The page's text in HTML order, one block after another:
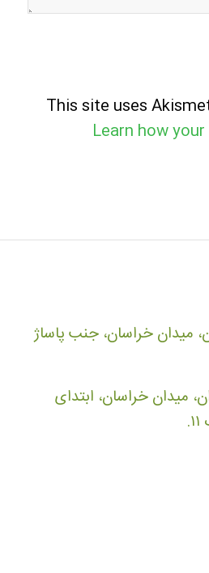
This site uses
Learn how
میدان خراسان، جنب پاساژ
میدان خراسان، ابتدای